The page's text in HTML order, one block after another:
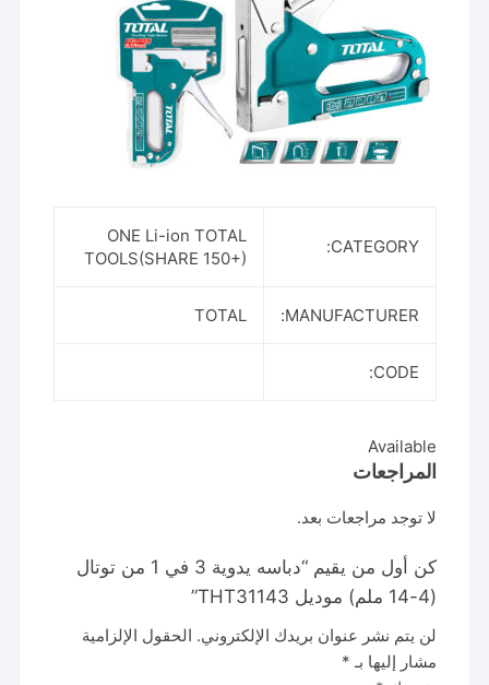
CATEGORY:
ONE Li-ion TOTAL
TOOLS(SHARE 150+)
MANUFACTURER:
TOTAL
CODE:
Available
المراجعات
لا توجد مراجعات بعد.
كن أول من يقيم “دباسه يدوية 3 في 1 من توتال
(4-14 ملم) موديل THT31143”
لن يتم نشر عنوان بريدك الإلكتروني. الحقول الإلزامية
مشار إليها بـ *